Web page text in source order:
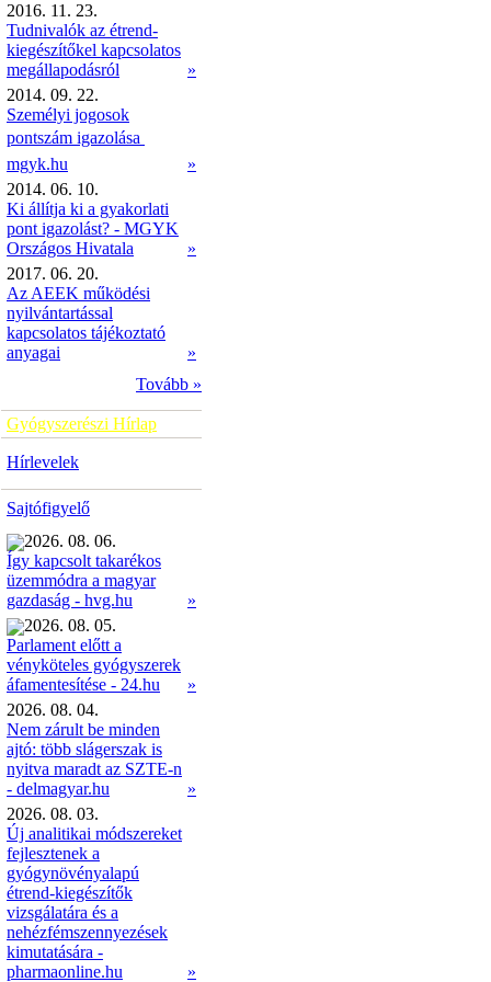
2016. 11. 23.
Tudnivalók az étrend-
kiegészítőkel kapcsolatos
megállapodásról
»
2014. 09. 22.
Személyi jogosok
pontszám igazolása 
mgyk.hu
»
2014. 06. 10.
Ki állítja ki a gyakorlati
pont igazolást? - MGYK
Országos Hivatala
»
2017. 06. 20.
Az AEEK működési
nyilvántartással
kapcsolatos tájékoztató
anyagai
»
Tovább »
Gyógyszerészi Hírlap
Hírlevelek
Sajtófigyelő
2026. 08. 06.
Így kapcsolt takarékos
üzemmódra a magyar
gazdaság - hvg.hu
»
2026. 08. 05.
Parlament előtt a
vényköteles gyógyszerek
áfamentesítése - 24.hu
»
2026. 08. 04.
Nem zárult be minden
ajtó: több slágerszak is
nyitva maradt az SZTE-n
- delmagyar.hu
»
2026. 08. 03.
Új analitikai módszereket
fejlesztenek a
gyógynövényalapú
étrend-kiegészítők
vizsgálatára és a
nehézfémszennyezések
kimutatására -
pharmaonline.hu
»